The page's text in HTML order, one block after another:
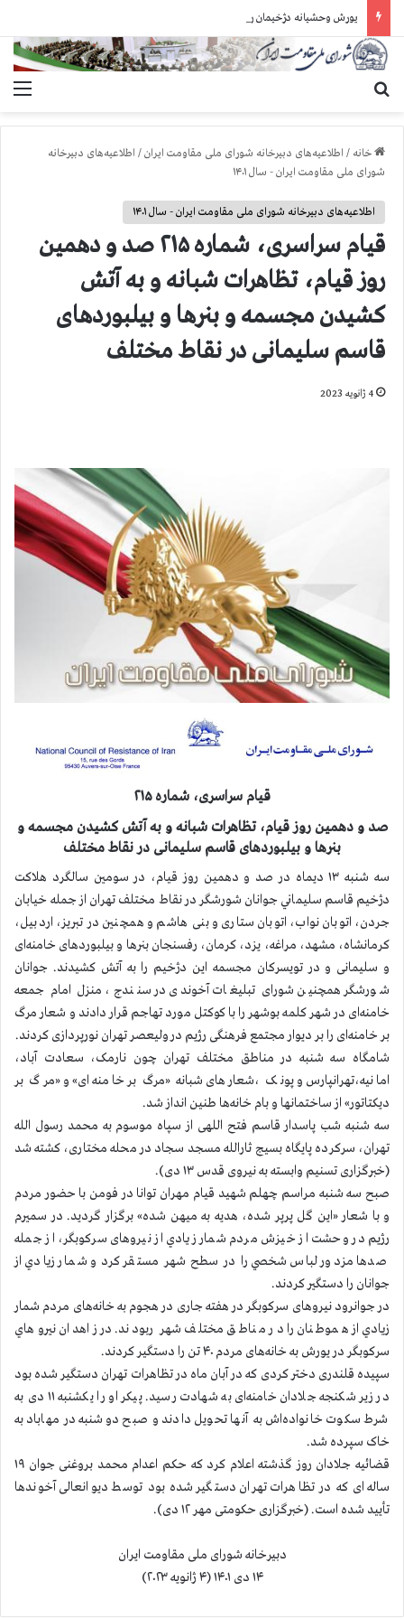
خانه / اطلاعیه‌های دبیرخانه شورای ملی مقاومت ایران/ اطلاعیه‌های دبیرخانه
شورای ملی مقاومت ایران - سال ۱۴۰۱
اطلاعیه‌های دبیرخانه شورای ملی مقاومت ایران - سال ۱۴۰۱
قيام سراسری، شماره ۲۱۵ صد و دهمین
روز قیام، تظاهرات شبانه و به آتش
کشیدن مجسمه و بنرها و بیلبوردهای
قاسم سلیمانی در نقاط مختلف
4 ژانویه 2023
قيام سراسری، شماره ۲۱۵
صد و دهمین روز قیام، تظاهرات شبانه و به آتش کشیدن مجسمه و
بنرها و بیلبوردهای قاسم سلیمانی در نقاط مختلف
سه شنبه ۱۳ دیماه در صد و دهمین روز قیام، در سومين سالگرد هلاكت
دژخيم قاسم سليماني جوانان شورشگر در نقاط مختلف تهران از جمله خیابان
جردن، اتوبان نواب، اتوبان ستاری و بنی هاشم و همچنين در تبریز، اردبیل،
کرمانشاه، مشهد، مراغه، یزد، کرمان،‌ رفسنجان بنرها و بیلبوردهای خامنه‌ای
و سلیمانی و در تویسرکان مجسمه این دژخیم را به آتش کشیدند. جوانان
شورشگر همچنین شورای تبلیغات آخوندی در سنندج، منزل امام جمعه
خامنه‌ای در شهر کلمه بوشهر را با کوکتل مورد تهاجم قرار دادند و شعار مرگ
بر خامنه‌ای را بر دیوار مجتمع فرهنگی رژیم در ولیعصر تهران نورپردازی کردند.
شامگاه سه شنبه در مناطق مختلف تهران چون نارمک، سعادت آباد،
امانیه،‌تهرانپارس و پونک ،شعارهای شبانه «مرگ بر خامنه‌ای» و «مرگ بر
دیکتاتور» از ساختمانها و بام خانه‌ها طنین انداز شد.
سه شنبه شب پاسدار قاسم فتح اللهی از سپاه موسوم به محمد رسول الله
تهران، سرکرده پایگاه بسیج ثارالله مسجد سجاد در محله مختاری، كشته شد
(خبرگزاری تسنیم وابسته به نیروی قدس ۱۳ دی).
صبح سه شنبه مراسم چهلم شهید قیام مهران توانا در فومن با حضور مردم
و با شعار «این گل پرپر شده، هدیه به میهن شده» برگزار گردید. در سميرم
رژيم در وحشت از خیزش مردم شمار زيادي از نیروهای سرکوبگر، از جمله
صدها مزدور لباس شخصي را در سطح شهر مستقر کرد و شمار زيادي از
جوانان را دستگير كردند.
در جوانرود نیروهای سرکوبگر در هفته جاری در هجوم به خانه‌های مردم شمار
زيادي از هموطنان را در مناطق مختلف شهر ربودند. در زاهدان نيروهاي
سرکوبگر در یورش به خانه‌های مردم ۴۰ تن را دستگیر کردند.
سپیده قلندری دختر کردی که در آبان ماه در تظاهرات تهران دستگیر شده بود
در زیر شکنجه جلادان خامنه‌ای به شهادت رسید. پیکر او را یکشنبه ۱۱ دی به
شرط سکوت خانواده‌اش به آنها تحویل دادند و صبح دوشنبه در مهاباد به
خاک سپرده شد.
قضائیه جلادان روز گذشته اعلام کرد که حکم اعدام محمد بروغنی جوان ۱۹
ساله ای که در تظاهرات تهران دستگیر شده بود توسط دیوانعالی آخوندها
تأیید شده است. (خبرگزاری حکومتی مهر ۱۲ دی).
دبیرخانه شورای ملی مقاومت ایران
۱۴ دی ۱۴۰۱ (۴ ژانویه ۲۰۲۳)